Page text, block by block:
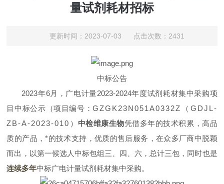
量试剂耗材招标
更新时间：2023-07-03 点击次数：2431
中标公告
2023年6月，广电计量2023-2024年度试剂耗材集中采购项
目中标公示（项目编号：GZGK23N051A0332Z（GDJL-
ZB-A-2023-010 ） 中检维康生物凭借多年的技术积累，高品
质的产品，*的技术支持，优质的售后服务 ， 在众多厂商中脱颖
而出，以第一候选人中标包组三、四、六，总计三包，同时也是
连续多年中标广电计量试剂耗材集中采购。